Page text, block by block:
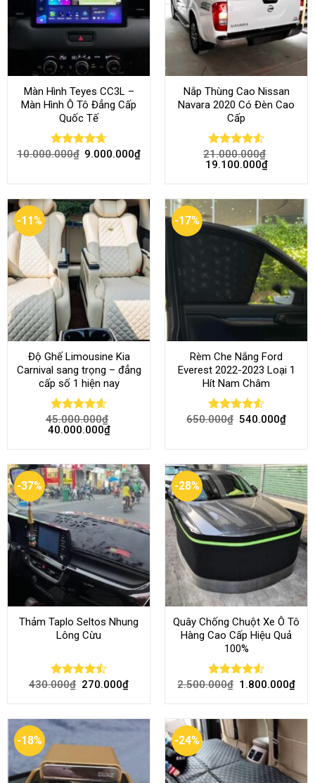
Màn Hình Teyes CC3L –
Màn Hình Ô Tô Đẳng Cấp
Quốc Tế
Rated 4.68
10.000.000₫ 9.000.000₫
Nắp Thùng Cao Nissan
Navara 2020 Có Đèn Cao
Cấp
Rated4.52
out of 5
21.000.000₫
19.100.000₫
-11%
Độ Ghế Limousine Kia
Carnival sang trọng – đẳng
cấp số 1 hiện nay
Rated4.58
out of 5
45.000.000₫
40.000.000₫
-17%
Rèm Che Nắng Ford
Everest 2022-2023 Loại 1
Hít Nam Châm
Rated4.51
650.000₫ 540.000₫
-37%
Thảm Taplo Seltos Nhung
Lông Cừu
Rated
430.000₫ 270.000₫
-28%
Quây Chống Chuột Xe Ô Tô
Hàng Cao Cấp Hiệu Quả
100%
Rated 4.51
2.500.000₫ 1.800.000₫
-18% -24%